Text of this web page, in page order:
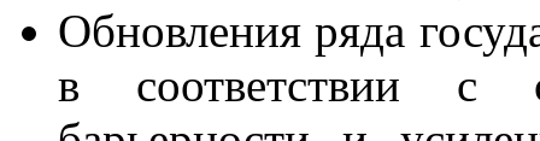
Обновления ряда
в соответствии с